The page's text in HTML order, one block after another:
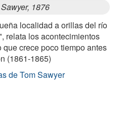
1876
localidad a orillas del río
relata los acontecimientos
crece poco tiempo antes
(1861-1865)
de Tom Sawyer